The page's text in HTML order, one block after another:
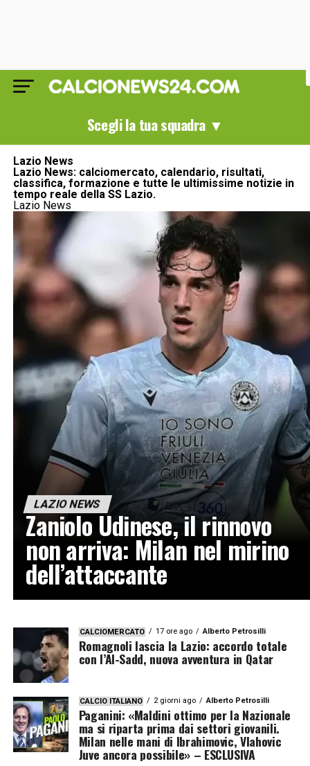
Scegli la tua squadra ▼
Lazio News
Lazio News: calciomercato, calendario, risultati,
classifica, formazione e tutte le ultimissime notizie in
tempo reale della SS Lazio.
Lazio News
LAZIO NEWS
Zaniolo Udinese, il rinnovo
non arriva: Milan nel mirino
dell’attaccante
CALCIOMERCATO 17 ore ago Alberto Petrosilli
Romagnoli lascia la Lazio: accordo totale
con l’Al-Sadd, nuova avventura in Qatar
CALCIO ITALIANO 2 giorni ago Alberto Petrosilli
Paganini: «Maldini ottimo per la Nazionale
ma si riparta prima dai settori giovanili.
Milan nelle mani di Ibrahimovic, Vlahovic
Juve ancora possibile» – ESCLUSIVA